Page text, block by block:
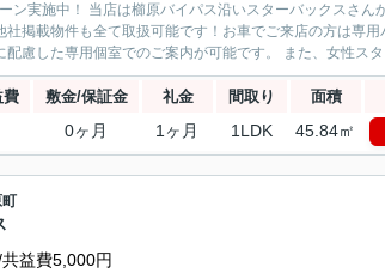
ン実施中！ 当店は櫛原バイパス沿いスターバックスさん
掲載物件も全て取扱可能です！お車でご来店の方は専
慮した専用個室でのご案内が可能です。 また、女性ス
費 敷金/保証金 礼金 間取り 面積
0ヶ月 1ヶ月 1LDK 45.84㎡
益費5,000円